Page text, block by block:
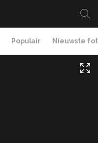
Populair Nieuwste